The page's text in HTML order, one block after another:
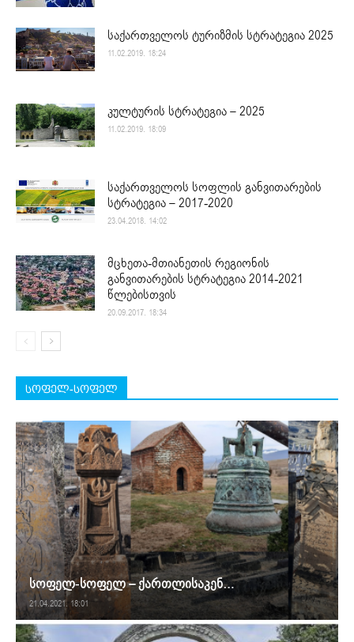
საქართველოს ტურიზმის სტრატეგია 2025
11.02.2019. 18:24
კულტურის სტრატეგია – 2025
11.02.2019. 18:09
საქართველოს სოფლის განვითარების
სტრატეგია – 2017-2020
23.04.2018. 14:02
მცხეთა-მთიანეთის რეგიონის
განვითარების სტრატეგია 2014-2021
წლებისთვის
20.09.2017. 18:34
სოფელ-სოფელ
სოფელ-სოფელ – ქართლისაკენ…
21.04.2021. 18:01